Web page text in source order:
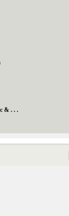
& . . .